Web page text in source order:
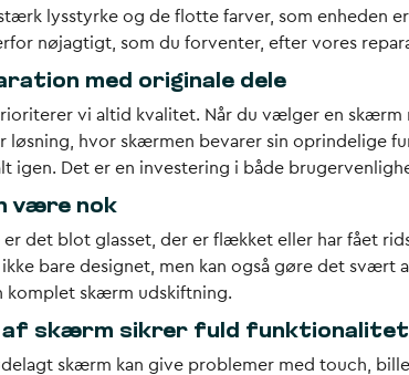
lysstyrke og de flotte farver, som enheden
nøjagtigt, som du forventer, efter vores
med originale dele
vi altid kvalitet. Når du vælger en
løsning, hvor skærmen bevarer sin oprindelige
igen. Det er en investering i både
være nok
er det blot glasset, der er flækket eller har fået
bare designet, men kan også gøre det svært
komplet skærm udskiftning.
af skærm sikrer fuld funktionalitet
skærm kan give problemer med touch,